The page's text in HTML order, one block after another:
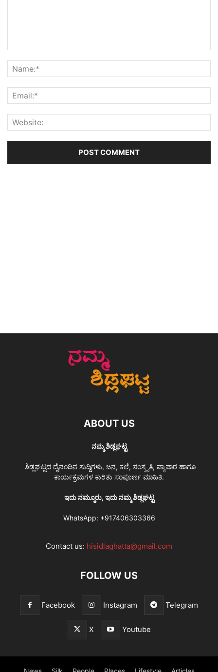
ABOUT US
ನಮ್ಮ ಶಿಡ್ಲಘಟ್ಟ
ಶಿಡ್ಲಘಟ್ಟದ ದೈನಂದಿನ ಸುದ್ದಿಗಳು, ಜನ, ಕಲೆ, ಸಂಸ್ಕೃತಿ, ವ್ಯಾಪಾರ ಹಾಗೂ
ಕಾರ್ಯಕ್ರಮಗಳ ಕುರಿತು ಸಂಪೂರ್ಣ ಮಾಹಿತಿ.
ಇದು ನಮ್ಮೂರು, ಇದು ನಮ್ಮ ಶಿಡ್ಲಘಟ್ಟ
WhatsApp: +917406303366
Contact us: hisidlaghatta@gmail.com
FOLLOW US
Facebook Instagram Telegram
X Youtube